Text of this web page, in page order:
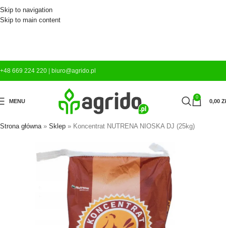
Skip to navigation
Skip to main content
+48 669 224 220 biuro@agrido.pl
MENU
0
0,00
Strona główna» Sklep » Koncentrat NUTRENA NIOSKA DJ (25kg)